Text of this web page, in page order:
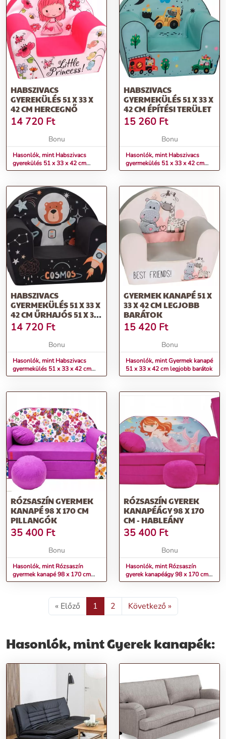
HABSZIVACS
GYEREKÜLÉS 51 X 33 X
42 CM HERCEGNŐ
14 720 Ft
Bonu
Hasonlók, mint Habszivacs
gyerekülés 51 x 33 x 42 cm
hercegnő
HABSZIVACS
GYERMEKÜLÉS 51 X 33 X
42 CM ÉPÍTÉSI TERÜLET
15 260 Ft
Bonu
Hasonlók, mint Habszivacs
gyermekülés 51 x 33 x 42 cm
építési terület
HABSZIVACS
GYERMEKÜLÉS 51 X 33 X
42 CM ŰRHAJÓS 51 X 33
X 42 CM
14 720 Ft
Bonu
Hasonlók, mint Habszivacs
gyermekülés 51 x 33 x 42 cm
űrhajós 51 x 33 x 42 cm
GYERMEK KANAPÉ 51 X
33 X 42 CM LEGJOBB
BARÁTOK
15 420 Ft
Bonu
Hasonlók, mint Gyermek kanapé
51 x 33 x 42 cm legjobb barátok
RÓZSASZÍN GYERMEK
KANAPÉ 98 X 170 CM
PILLANGÓK
35 400 Ft
Bonu
Hasonlók, mint Rózsaszín
gyermek kanapé 98 x 170 cm
Pillangók
RÓZSASZÍN GYEREK
KANAPÉÁGY 98 X 170
CM - HABLEÁNY
35 400 Ft
Bonu
Hasonlók, mint Rózsaszín
gyerek kanapéágy 98 x 170 cm -
Hableány
« Előző 1 2 Következő »
Hasonlók, mint Gyerek kanapék: